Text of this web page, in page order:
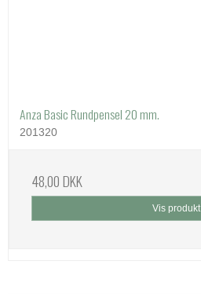
Anza Basic Rundpensel 20 mm.
201320
48,00 DKK
Vis produkt